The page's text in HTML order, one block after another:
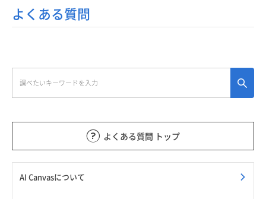
よくある質問 トップ
AI Canvasについて
よくある質問